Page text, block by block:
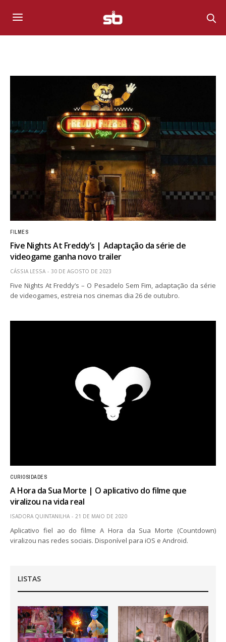
FILMES
Five Nights At Freddy’s | Adaptação da série de
videogame ganha novo trailer
CÁSSIA LESSA 30 DE AGOSTO DE 2023
Five Nights At Freddy’s – O Pesadelo Sem Fim, adaptação da série
de videogames, estreia nos cinemas dia 26 de outubro.
CURIOSIDADES
A Hora da Sua Morte | O aplicativo do filme que
viralizou na vida real
ISADORA QUINTANILHA 21 DE MAIO DE 2020
Aplicativo fiel ao do filme A Hora da Sua Morte (Countdown)
viralizou nas redes sociais. Disponível para iOS e Android.
LISTAS